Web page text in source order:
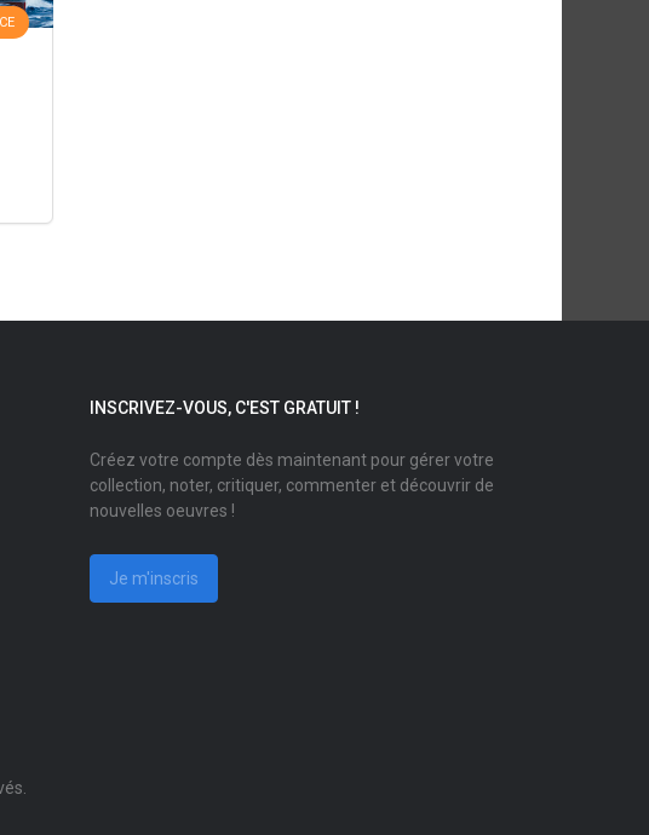
INSCRIVEZ-VOUS, C'EST GRATUIT !
Créez votre compte dès maintenant pour gérer votre
collection, noter, critiquer, commenter et découvrir de
nouvelles oeuvres !
Je m'inscris